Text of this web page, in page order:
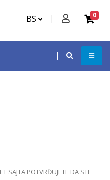
BS 0
SAJTA POTVRĐUJETE DA STE